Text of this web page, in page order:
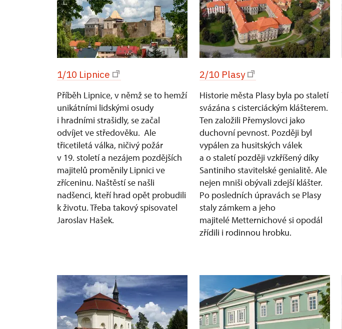
1/10 Lipnice
Příběh Lipnice, v němž se to hemží
unikátními lidskými osudy
i hradními strašidly, se začal
odvíjet ve středověku. Ale
třicetiletá válka, ničivý požár
v 19. století a nezájem pozdějších
majitelů proměnily Lipnici ve
zříceninu. Naštěstí se našli
nadšenci, kteří hrad opět probudili
k životu. Třeba takový spisovatel
Jaroslav Hašek.
2/10 Plasy
Historie města Plasy byla po staletí
svázána s cisterciáckým klášterem.
Ten založili Přemyslovci jako
duchovní pevnost. Později byl
vypálen za husitských válek
a o staletí později vzkříšený díky
Santiniho stavitelské genialitě. Ale
nejen mniši obývali zdejší klášter.
Po posledních úpravách se Plasy
staly zámkem a jeho
majitelé Metternichové si opodál
zřídili i rodinnou hrobku.